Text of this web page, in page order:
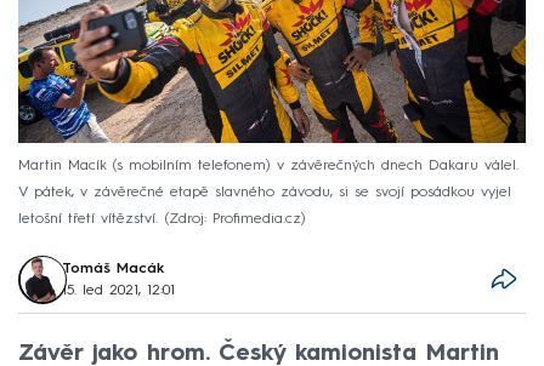
Martin Macík (s mobilním telefonem) v závěrečných dnech Dakaru válel.
V pátek, v závěrečné etapě slavného závodu, si se svojí posádkou vyjel
letošní třetí vítězství.
Zdroj: Profimedia.cz
Tomáš Macák
15. led 2021, 12:01
Závěr jako hrom. Český kamionista Martin